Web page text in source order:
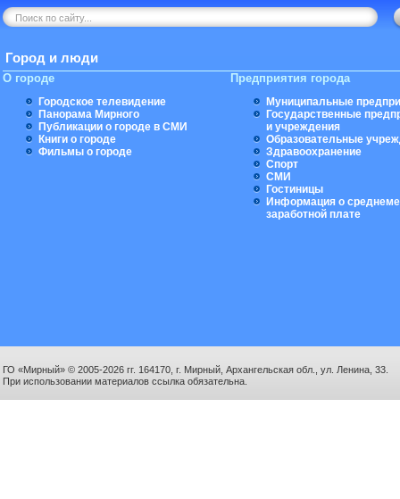
Город и люди
О городе
Городское телевидение
Панорама Мирного
Публикации о городе в СМИ
Книги о городе
Фильмы о городе
Предприятия города
Муниципальные
Государственные
и учреждения
Образовательные
Здравоохранение
Спорт
СМИ
Гостиницы
Информация о
заработной плате
ГО «Мирный» © 2005-2026 гг. 164170, г. Мирный, Архангельская обл., ул. Ленина, 33.
При использовании материалов ссылка обязательна.